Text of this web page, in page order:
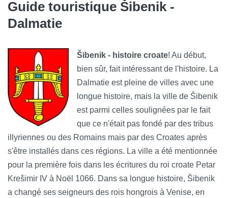
Guide touristique Šibenik -
Dalmatie
Šibenik - histoire croate! Au début,
bien sûr, fait intéressant de l'histoire. La
Dalmatie est pleine de villes avec une
longue histoire, mais la ville de Šibenik
est parmi celles soulignées par le fait
que ce n'était pas fondé par des tribus
illyriennes ou des Romains mais par des Croates après
s'être installés dans ces régions. La ville a été mentionnée
pour la première fois dans les écritures du roi croate Petar
Krešimir IV à Noël 1066. Dans sa longue histoire, Šibenik
a changé ses seigneurs des rois hongrois à Venise, en